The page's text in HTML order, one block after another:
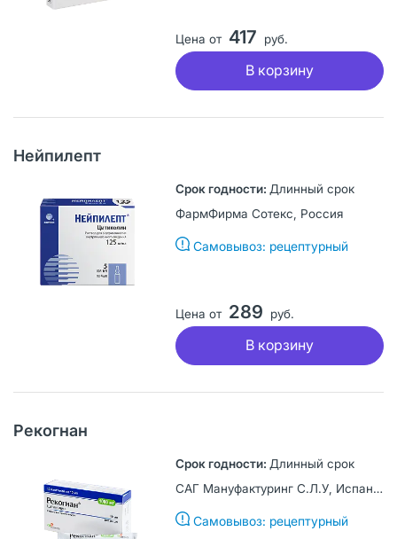
Цена от 417 руб.
В корзину
Нейпилепт
Длинный срок
ФармФирма Сотекс, Россия
Самовывоз: рецептурный
Цена от 289 руб.
В корзину
Рекогнан
Длинный срок
САГ Мануфактуринг С.Л.У, Испания
Самовывоз: рецептурный